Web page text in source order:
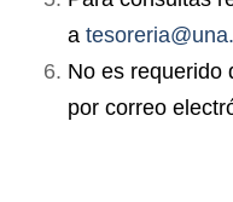
a
No es requerido
por correo